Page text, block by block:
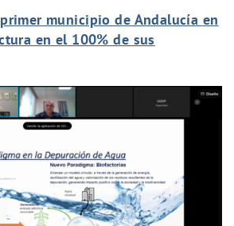
municipio de Andalucía en
en el 100% de sus